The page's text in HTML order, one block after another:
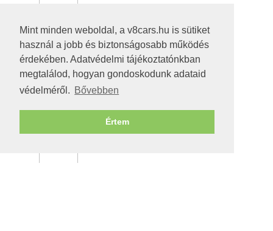
Mint minden weboldal, a v8cars.hu is sütiket
használ a jobb és biztonságosabb működés
érdekében. Adatvédelmi tájékoztatónkban
megtalálod, hogyan gondoskodunk adataid
védelméről. Bővebben
Értem